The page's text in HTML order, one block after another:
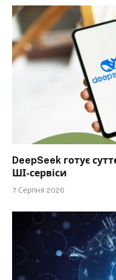
DeepSeek готує
ШІ-сервіси
7 Серпня 2026